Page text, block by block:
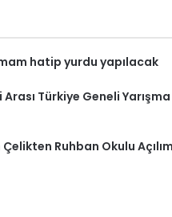
hatip yurdu yapılacak
Türkiye Geneli Yarışma
Ruhban Okulu